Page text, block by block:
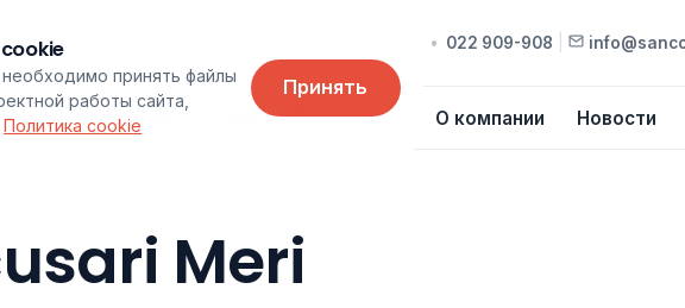
• 022 909-908
Врачи Пакеты Курсы Прайс-лист О компании Новости
Meri
принять файлы
работы сайта,
Политика cookie
Принять